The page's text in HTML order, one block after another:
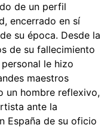
de un perfil
encerrado en sí
su época. Desde la
de su fallecimiento
le hizo
maestros
un hombre reflexivo,
ante la
España de su oficio